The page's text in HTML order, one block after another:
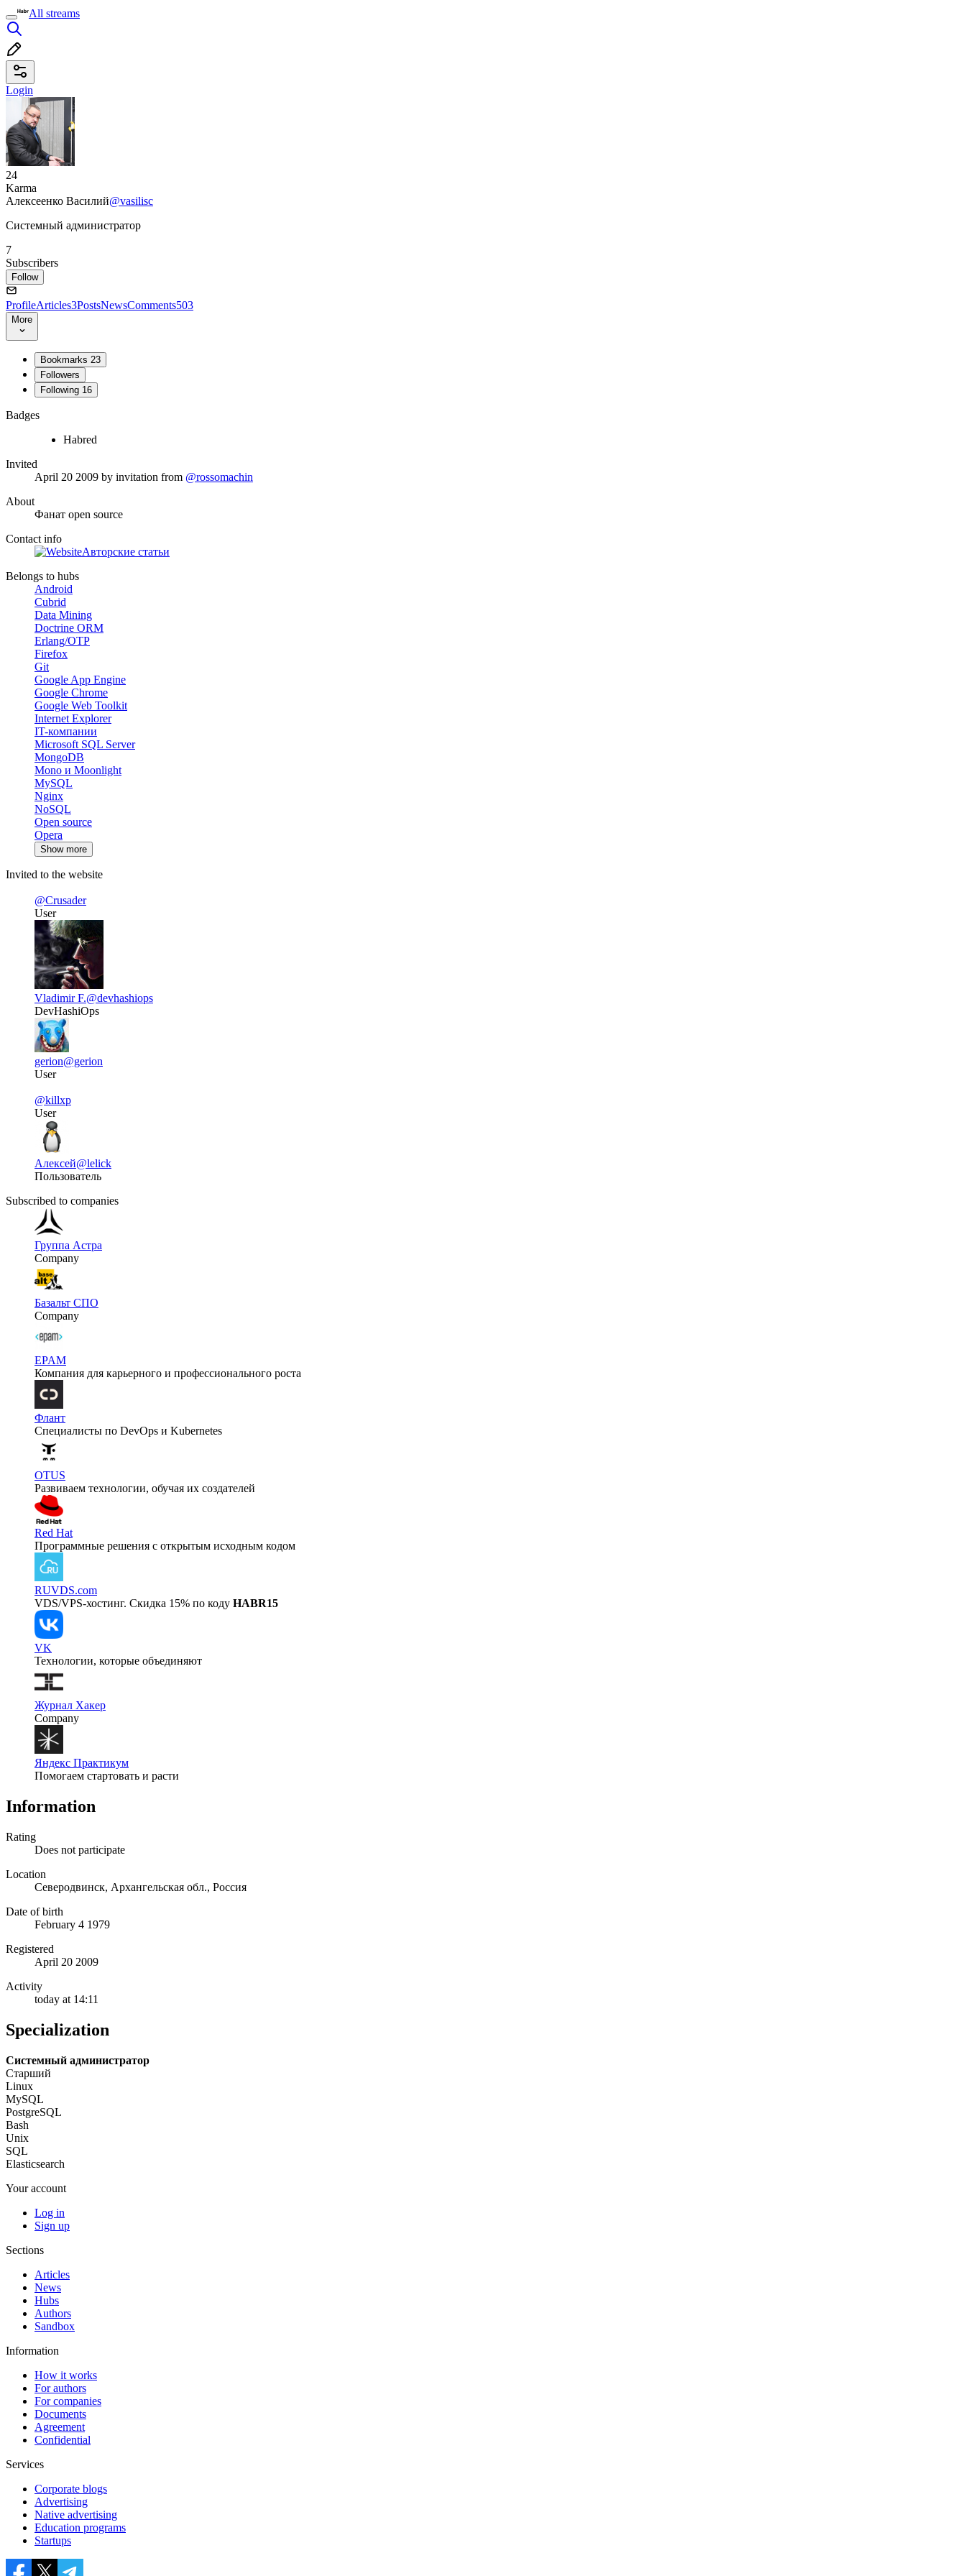
All streams
Login
24
Karma
Алексеенко Василий@vasilisc
Системный администратор
7
Subscribers
Follow
ProfileArticles3PostsNewsComments503
More
Bookmarks 23
Followers
Following 16
Badges
Habred
Invited
April 20 2009 by invitation from @rossomachin
About
Фанат open source
Contact info
Авторские статьи
Belongs to hubs
Android
Cubrid
Data Mining
Doctrine ORM
Erlang/OTP
Firefox
Git
Google App Engine
Google Chrome
Google Web Toolkit
Internet Explorer
IT-компании
Microsoft SQL Server
MongoDB
Mono и Moonlight
MySQL
Nginx
NoSQL
Open source
Opera
Show more
Invited to the website
@Crusader
User
Vladimir F.@devhashiops
DevHashiOps
gerion@gerion
User
@killxp
User
Алексей@lelick
Пользователь
Subscribed to companies
Группа Астра
Company
Базальт СПО
Company
EPAM
Компания для карьерного и профессионального роста
Флант
Специалисты по DevOps и Kubernetes
OTUS
Развиваем технологии, обучая их создателей
Red Hat
Программные решения с открытым исходным кодом
RUVDS.com
VDS/VPS-хостинг. Скидка 15% по коду HABR15
VK
Технологии, которые объединяют
Журнал Хакер
Company
Яндекс Практикум
Помогаем стартовать и расти
Information
Rating
Does not participate
Location
Северодвинск, Архангельская обл., Россия
Date of birth
February 4 1979
Registered
April 20 2009
Activity
today at 14:11
Specialization
Системный администратор
Старший
Linux
MySQL
PostgreSQL
Bash
Unix
SQL
Elasticsearch
Your account
Log in
Sign up
Sections
Articles
News
Hubs
Authors
Sandbox
Information
How it works
For authors
For companies
Documents
Agreement
Confidential
Services
Corporate blogs
Advertising
Native advertising
Education programs
Startups